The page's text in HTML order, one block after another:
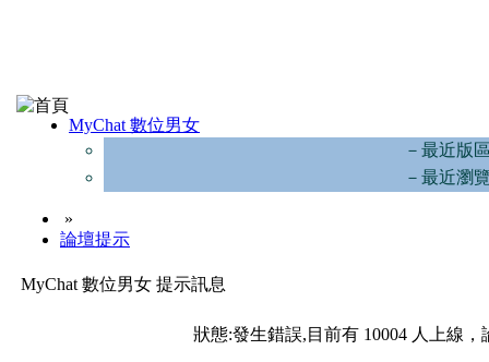
MyChat 數位男女
－最近版
－最近瀏
»
論壇提示
MyChat 數位男女 提示訊息
狀態:發生錯誤,目前有 10004 人上線